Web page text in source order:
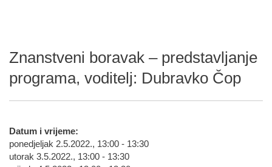
Znanstveni boravak – predstavljanje
programa, voditelj: Dubravko Čop
Datum i vrijeme:
ponedjeljak 2.5.2022., 13:00 - 13:30
utorak 3.5.2022., 13:00 - 13:30